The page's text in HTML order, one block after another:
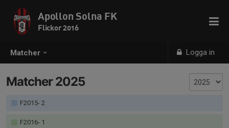
Matcher Logga in
Apollon Solna FK
Flickor 2016
Matcher 2025
F2015- 2
F2016- 1